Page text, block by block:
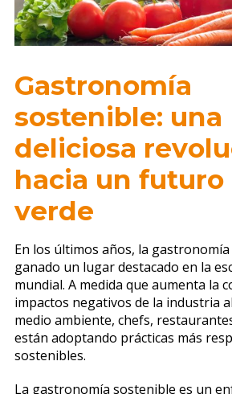
Gastronomía
sostenible: una
deliciosa
hacia un futuro
verde
En los últimos años, la
ganado un lugar destacado en la
mundial. A medida que aumenta la
impactos negativos de la industria
medio ambiente, chefs,
están adoptando prácticas más
sostenibles.
La gastronomía sostenible es un